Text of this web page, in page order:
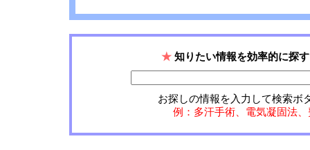
★ 知りたい情報を効率的に探
お探しの情報を入力して検索ボ
例：多汗手術、電気凝固法